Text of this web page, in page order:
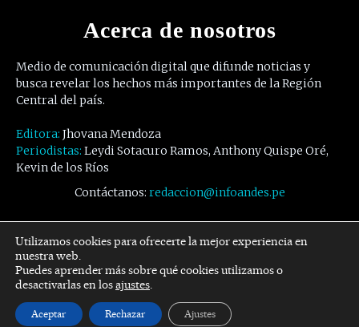
Acerca de nosotros
Medio de comunicación digital que difunde noticias y
busca revelar los hechos más importantes de la Región
Central del país.
Editora: Jhovana Mendoza
Periodistas: Leydi Sotacuro Ramos, Anthony Quispe Oré,
Kevin de los Ríos
Contáctanos: redaccion@infoandes.pe
Síguenos
Facebook Twitter Youtube
Utilizamos cookies para ofrecerte la mejor experiencia en
nuestra web.
Puedes aprender más sobre qué cookies utilizamos o
desactivarlas en losajustes.
Aceptar Rechazar Ajustes